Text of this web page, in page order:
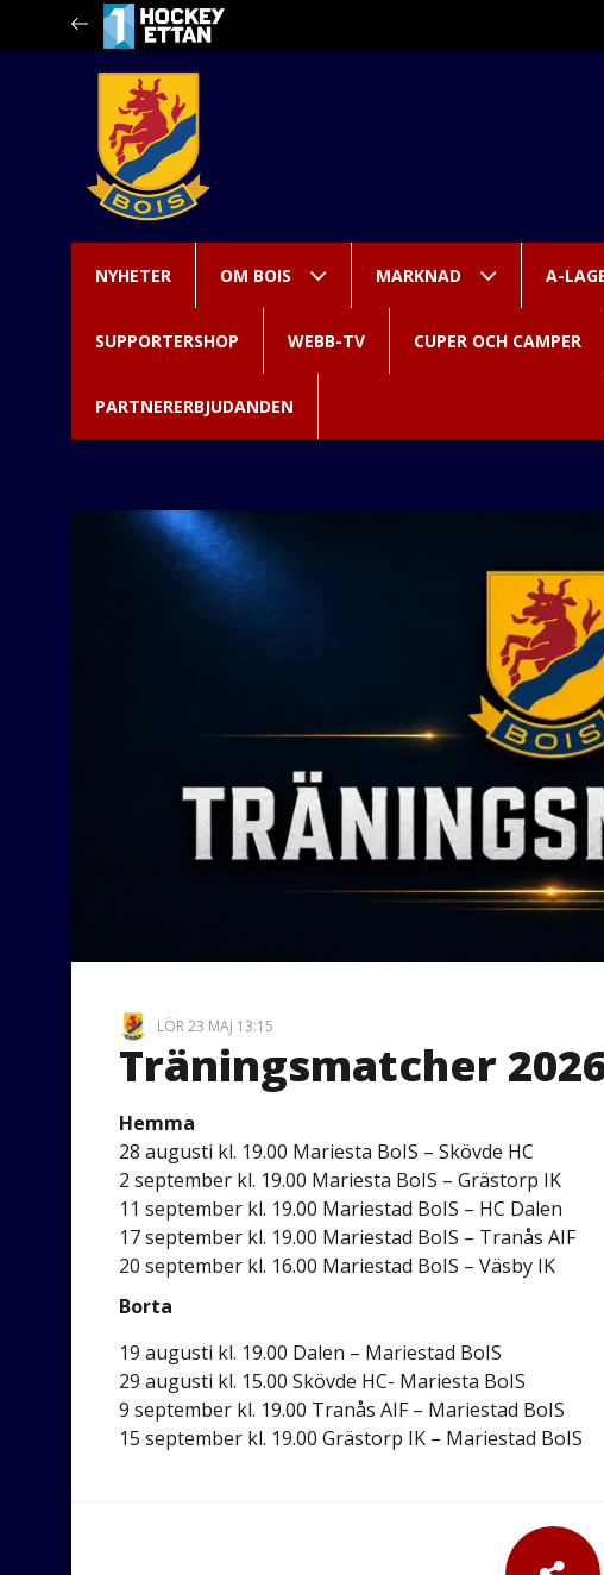
NYHETER OM BOIS MARKNAD A-
SUPPORTERSHOP WEBB-TV CUPER OCH CAMPER
PARTNERERBJUDANDEN
LÖR 23 MAJ 13:15
Träningsmatcher
Hemma
28 augusti kl. 19.00 Mariesta BoIS – Skövde HC
2 september kl. 19.00 Mariesta BoIS – Grästorp IK
11 september kl. 19.00 Mariestad BoIS – HC Dalen
17 september kl. 19.00 Mariestad BoIS – Tranås AIF
20 september kl. 16.00 Mariestad BoIS – Väsby IK
Borta
19 augusti kl. 19.00 Dalen – Mariestad BoIS
29 augusti kl. 15.00 Skövde HC- Mariesta BoIS
9 september kl. 19.00 Tranås AIF – Mariestad BoIS
15 september kl. 19.00 Grästorp IK – Mariestad BoIS